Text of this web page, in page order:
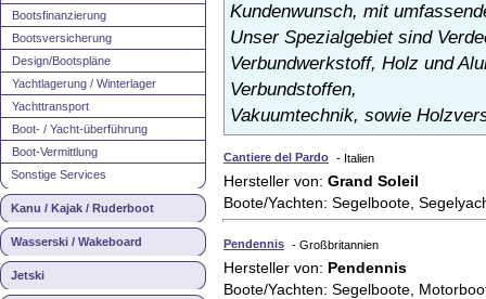
Bootsfinanzierung
Bootsversicherung
Design/Bootspläne
Yachtlagerung / Winterlager
Yachttransport
Boot- / Yacht-überführung
Boot-Vermittlung
Sonstige Services
Kanu / Kajak / Ruderboot
Wasserski / Wakeboard
Jetski
Kundenwunsch, mit
Unser Spezialgebiet sind
Verbundwerkstoff, Holz und
Verbundstoffen,
Vakuumtechnik, sowie
Cantiere del Pardo - Italien
Hersteller von: Grand Soleil
Boote/Yachten: Segelboote,
Pendennis - Großbritannien
Hersteller von: Pendennis
Boote/Yachten: Segelboote,